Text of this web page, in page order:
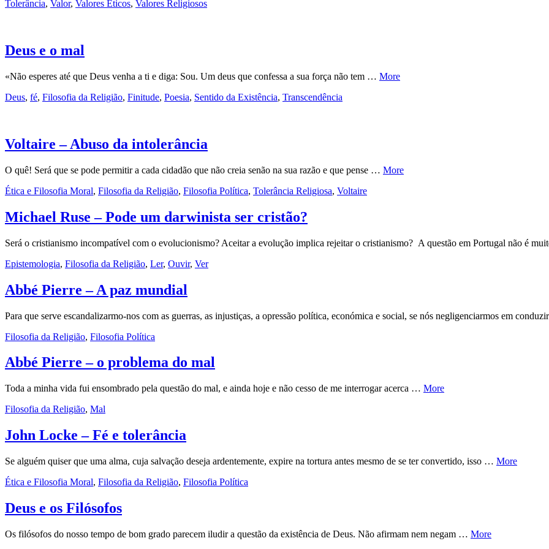
Tolerância, Valor, Valores Éticos, Valores Religiosos
Deus e o mal
«Não esperes até que Deus venha a ti e diga: Sou. Um deus que confessa a sua força não tem … More
Deus, fé, Filosofia da Religião, Finitude, Poesia, Sentido da Existência, Transcendência
Voltaire – Abuso da intolerância
O quê! Será que se pode permitir a cada cidadão que não creia senão na sua razão e que pense … More
Ética e Filosofia Moral, Filosofia da Religião, Filosofia Política, Tolerância Religiosa, Voltaire
Michael Ruse – Pode um darwinista ser cristão?
Será o cristianismo incompatível com o evolucionismo? Aceitar a evolução implica rejeitar o cristianismo? A questão em Portugal não é
Epistemologia, Filosofia da Religião, Ler, Ouvir, Ver
Abbé Pierre – A paz mundial
Para que serve escandalizarmo-nos com as guerras, as injustiças, a opressão política, económica e social, se nós negligenciarmos em
Filosofia da Religião, Filosofia Política
Abbé Pierre – o problema do mal
Toda a minha vida fui ensombrado pela questão do mal, e ainda hoje e não cesso de me interrogar acerca … More
Filosofia da Religião, Mal
John Locke – Fé e tolerância
Se alguém quiser que uma alma, cuja salvação deseja ardentemente, expire na tortura antes mesmo de se ter convertido, isso … More
Ética e Filosofia Moral, Filosofia da Religião, Filosofia Política
Deus e os Filósofos
Os filósofos do nosso tempo de bom grado parecem iludir a questão da existência de Deus. Não afirmam nem negam … More